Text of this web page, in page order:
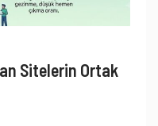
Sitelerin Ortak